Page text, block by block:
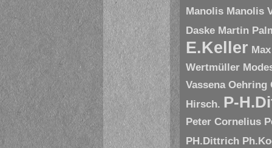
Manolis Manolis
Daske Martin
E.Keller
Wertmüller
Vassena Oehring
Hirsch. P-
Peter Cornelius
PH.Dittrich